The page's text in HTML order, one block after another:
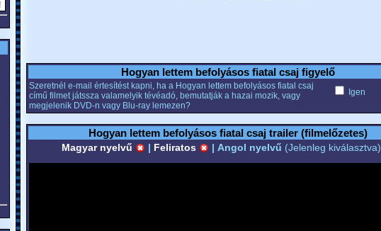
Hogyan lettem befolyásos fiatal csaj figyelő
Szeretnél e-mail értesítést kapni, ha a Hogyan lettem befolyásos fiatal csaj
című filmet játssza valamelyik tévéadó, bemutatják a hazai mozik, vagy
megjelenik DVD-n vagy Blu-ray lemezen?
Igen
Hogyan lettem befolyásos fiatal csaj trailer (filmelőzetes)
Magyar nyelvű | Feliratos | Angol nyelvű (Jelenleg kiválasztva)